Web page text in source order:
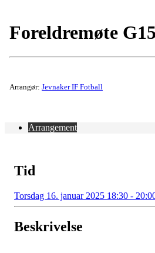
Foreldremøte
Arrangør: Jevnaker IF Fotball
Arrangement
Tid
Torsdag 16. januar 2025 18:30 -
Beskrivelse